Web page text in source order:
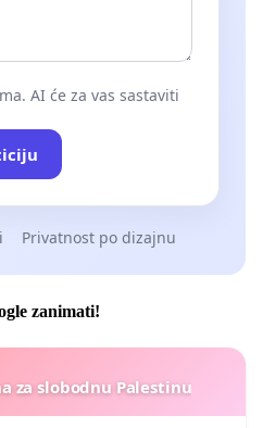
AI će za vas sastaviti
Privatnost po dizajnu
zanimati!
za slobodnu Palestinu